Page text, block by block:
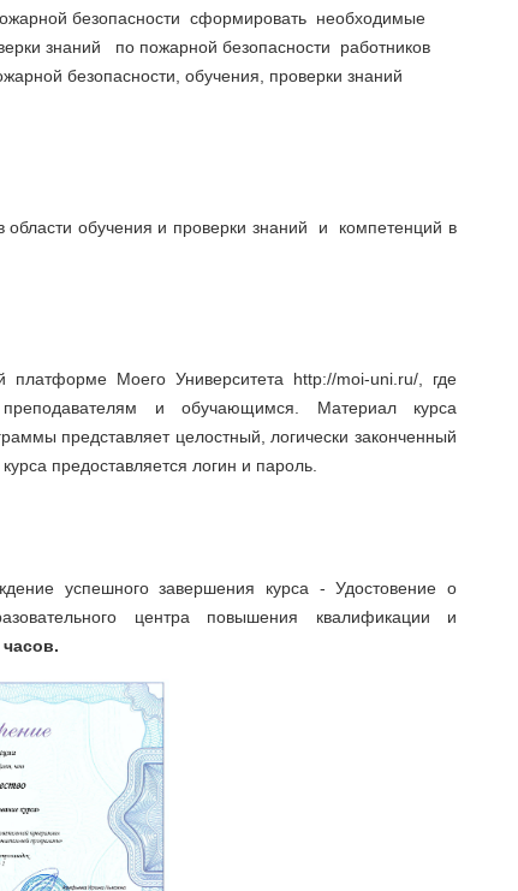
безопасности сформировать необходимые
знаний по пожарной безопасности работников
безопасности, обучения, проверки знаний
обучения и проверки знаний и компетенций в
платформе Моего Университета http://moi-uni.ru/, где
преподавателям и обучающимся. Материал курса
представляет целостный, логически законченный
предоставляется логин и пароль.
успешного завершения курса - Удостовение о
центра повышения квалификации и
часов.